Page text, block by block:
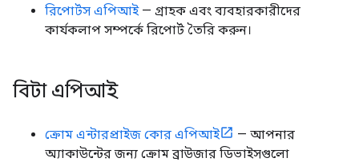
রিপোর্টস এপিআই— গ্রাহক এবং ব্যবহারকারীদের
কার্যকলাপ সম্পর্কে রিপোর্ট তৈরি করুন।
বিটা এপিআই
ক্রোম এন্টারপ্রাইজ কোর এপিআই
— আপনার
অ্যাকাউন্টের জন্য ক্রোম ব্রাউজার ডিভাইসগুলো